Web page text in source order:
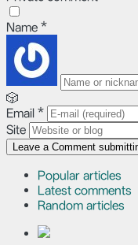
Name *
🎲
Email *
Site
Leave a Comment
Popular articles
Latest comments
Random articles